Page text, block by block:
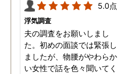
5.0点
浮気調査
夫の調査をお願いしまし
た。初めの面談では緊張し
ましたが、物腰がやわらか
い女性で話を色々聞いてく